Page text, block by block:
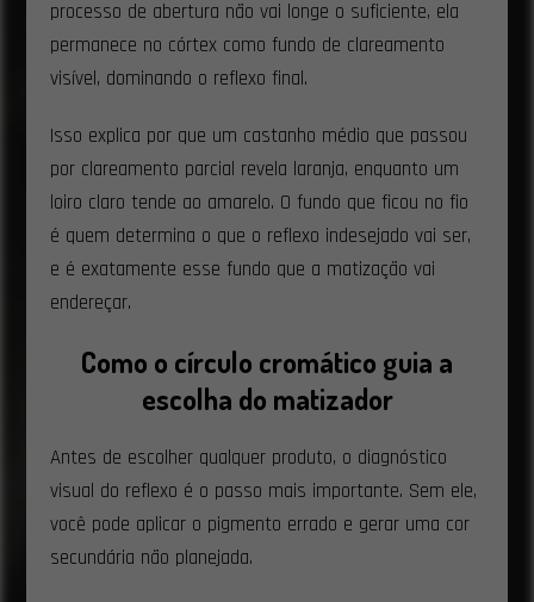
processo de abertura não vai longe o suficiente, ela
permanece no córtex como fundo de clareamento
visível, dominando o reflexo final.
Isso explica por que um castanho médio que passou
por clareamento parcial revela laranja, enquanto um
loiro claro tende ao amarelo. O fundo que ficou no fio
é quem determina o que o reflexo indesejado vai ser,
e é exatamente esse fundo que a matização vai
endereçar.
Como o círculo cromático guia a
escolha do matizador
Antes de escolher qualquer produto, o diagnóstico
visual do reflexo é o passo mais importante. Sem ele,
você pode aplicar o pigmento errado e gerar uma cor
secundária não planejada.